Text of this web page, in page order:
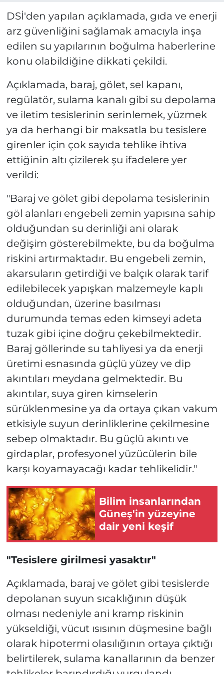
DSİ'den yapılan açıklamada, gıda ve enerji
arz güvenliğini sağlamak amacıyla inşa
edilen su yapılarının boğulma haberlerine
konu olabildiğine dikkati çekildi.
Açıklamada, baraj, gölet, sel kapanı,
regülatör, sulama kanalı gibi su depolama
ve iletim tesislerinin serinlemek, yüzmek
ya da herhangi bir maksatla bu tesislere
girenler için çok sayıda tehlike ihtiva
ettiğinin altı çizilerek şu ifadelere yer
verildi:
"Baraj ve gölet gibi depolama tesislerinin
göl alanları engebeli zemin yapısına sahip
olduğundan su derinliği ani olarak
değişim gösterebilmekte, bu da boğulma
riskini artırmaktadır. Bu engebeli zemin,
akarsuların getirdiği ve balçık olarak tarif
edilebilecek yapışkan malzemeyle kaplı
olduğundan, üzerine basılması
durumunda temas eden kimseyi adeta
tuzak gibi içine doğru çekebilmektedir.
Baraj göllerinde su tahliyesi ya da enerji
üretimi esnasında güçlü yüzey ve dip
akıntıları meydana gelmektedir. Bu
akıntılar, suya giren kimselerin
sürüklenmesine ya da ortaya çıkan vakum
etkisiyle suyun derinliklerine çekilmesine
sebep olmaktadır. Bu güçlü akıntı ve
girdaplar, profesyonel yüzücülerin bile
karşı koyamayacağı kadar tehlikelidir."
Bilim insanlarından
Güneş'in yüzeyine
dair yeni keşif
"Tesislere girilmesi yasaktır"
Açıklamada, baraj ve gölet gibi tesislerde
depolanan suyun sıcaklığının düşük
olması nedeniyle ani kramp riskinin
yükseldiği, vücut ısısının düşmesine bağlı
olarak hipotermi olasılığının ortaya çıktığı
belirtilerek, sulama kanallarının da benzer